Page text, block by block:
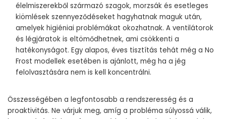
élelmiszerekből származó szagok, morzsák és esetleges
kiömlések szennyeződéseket hagyhatnak maguk után,
amelyek higiéniai problémákat okozhatnak. A ventilátorok
és légjáratok is eltömődhetnek, ami csökkenti a
hatékonyságot. Egy alapos, éves tisztítás tehát még a No
Frost modellek esetében is ajánlott, még ha a jég
felolvasztására nem is kell koncentrálni.
Összességében a legfontosabb a rendszeresség és a
proaktivitás. Ne várjuk meg, amíg a probléma súlyossá válik,